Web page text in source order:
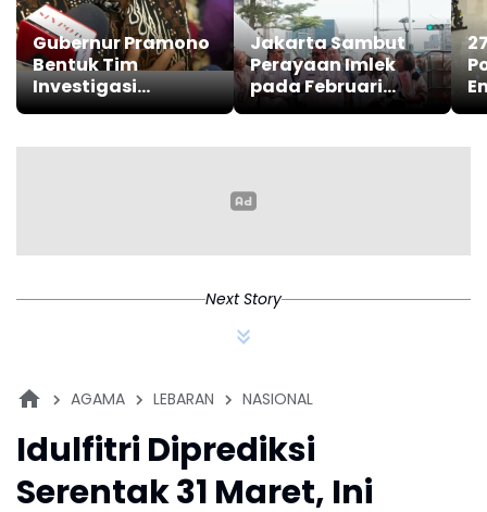
Gubernur Pramono
Bentuk Tim
Investigasi
Konstruksi Gedung
Jakarta Sambut
Perayaan Imlek
pada Februari
hingga Maret 2026
Next Story
AGAMA LEBARAN NASIONAL
Idulfitri Diprediksi
Serentak 31 Maret, Ini